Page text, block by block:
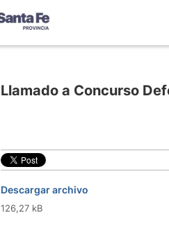
Llamado a Concurso
Descargar archivo
126,27 kB